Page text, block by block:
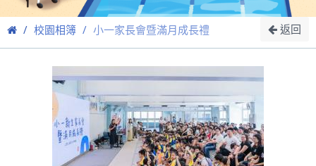
校園相簿 小一家長會暨滿月成長禮 返回